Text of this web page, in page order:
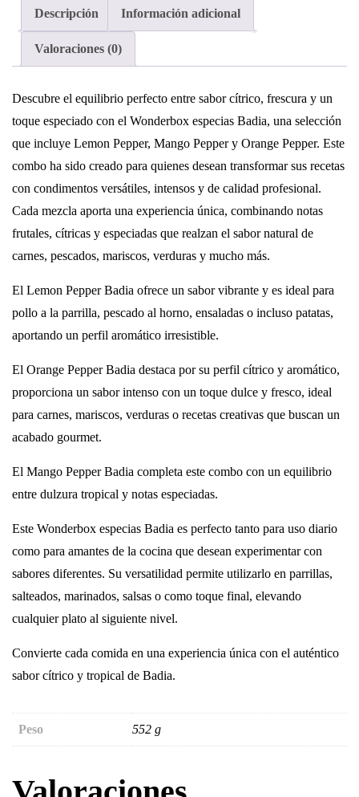
Descripción Información adicional
Valoraciones (0)
Descubre el equilibrio perfecto entre sabor cítrico, frescura y un
toque especiado con el Wonderbox especias Badia, una selección
que incluye Lemon Pepper, Mango Pepper y Orange Pepper. Este
combo ha sido creado para quienes desean transformar sus recetas
con condimentos versátiles, intensos y de calidad profesional.
Cada mezcla aporta una experiencia única, combinando notas
frutales, cítricas y especiadas que realzan el sabor natural de
carnes, pescados, mariscos, verduras y mucho más.
El Lemon Pepper Badia ofrece un sabor vibrante y es ideal para
pollo a la parrilla, pescado al horno, ensaladas o incluso patatas,
aportando un perfil aromático irresistible.
El Orange Pepper Badia destaca por su perfil cítrico y aromático,
proporciona un sabor intenso con un toque dulce y fresco, ideal
para carnes, mariscos, verduras o recetas creativas que buscan un
acabado gourmet.
El Mango Pepper Badia completa este combo con un equilibrio
entre dulzura tropical y notas especiadas.
Este Wonderbox especias Badia es perfecto tanto para uso diario
como para amantes de la cocina que desean experimentar con
sabores diferentes. Su versatilidad permite utilizarlo en parrillas,
salteados, marinados, salsas o como toque final, elevando
cualquier plato al siguiente nivel.
Convierte cada comida en una experiencia única con el auténtico
sabor cítrico y tropical de Badia.
Peso 552 g